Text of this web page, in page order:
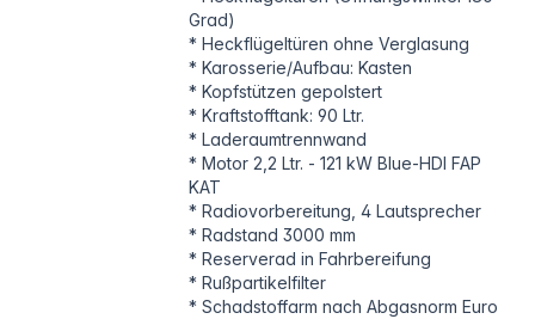
Grad)
* Heckflügeltüren ohne Verglasung
* Karosserie/Aufbau: Kasten
* Kopfstützen gepolstert
* Kraftstofftank: 90 Ltr.
* Laderaumtrennwand
* Motor 2,2 Ltr. - 121 kW Blue-HDI FAP
KAT
* Radiovorbereitung, 4 Lautsprecher
* Radstand 3000 mm
* Reserverad in Fahrbereifung
* Rußpartikelfilter
* Schadstoffarm nach Abgasnorm Euro